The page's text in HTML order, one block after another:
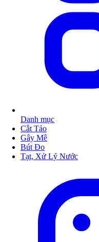
Danh mục
Cắt Tảo
Gây Mê
Bút Đo
Tạt, Xử Lý Nước